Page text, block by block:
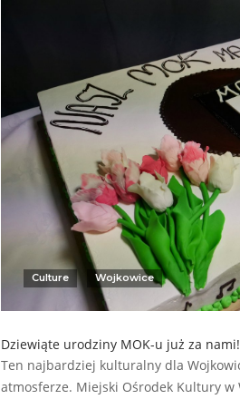
Culture Wojkowice
Dziewiąte urodziny MOK-u już za nami!
Ten najbardziej kulturalny dla
atmosferze. Miejski Ośrodek Kultury